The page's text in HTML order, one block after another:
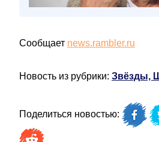
Сообщает news.rambler.ru
Новость из рубрики: Звёзды,
Поделиться новостью: